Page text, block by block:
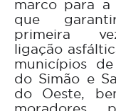
marco para a
que
primeira
ligação
municípios
do Simão e
do Oeste,